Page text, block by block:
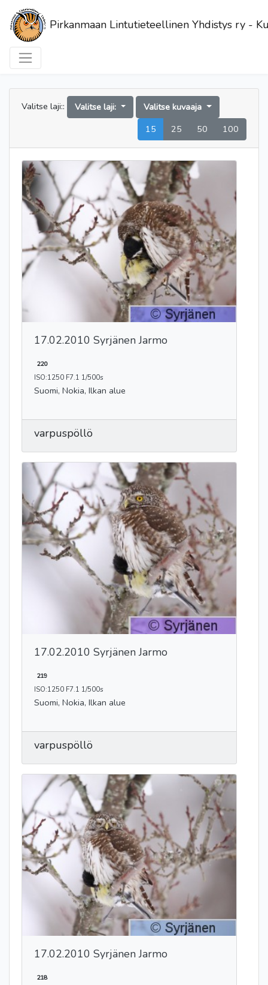
Pirkanmaan Lintutieteellinen Yhdistys ry -
Valitse laji:: Valitse laji:
Valitse kuvaaja
15
25 50 100
17.02.2010 Syrjänen Jarmo
220
ISO:1250 F7.1 1/500s
Suomi, Nokia, Ilkan alue
varpuspöllö
17.02.2010 Syrjänen Jarmo
219
ISO:1250 F7.1 1/500s
Suomi, Nokia, Ilkan alue
varpuspöllö
17.02.2010 Syrjänen Jarmo
218